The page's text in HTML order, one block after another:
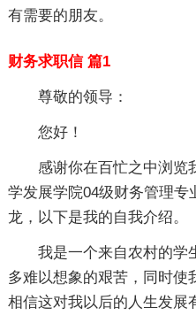
有需要的朋友。
财务求职信 篇1
尊敬的领导：
您好！
感谢你在百忙之中浏览
学发展学院04级财务管理专
龙，以下是我的自我介绍。
我是一个来自农村的学
多难以想象的艰苦，同时使
相信这对我以后的人生发展